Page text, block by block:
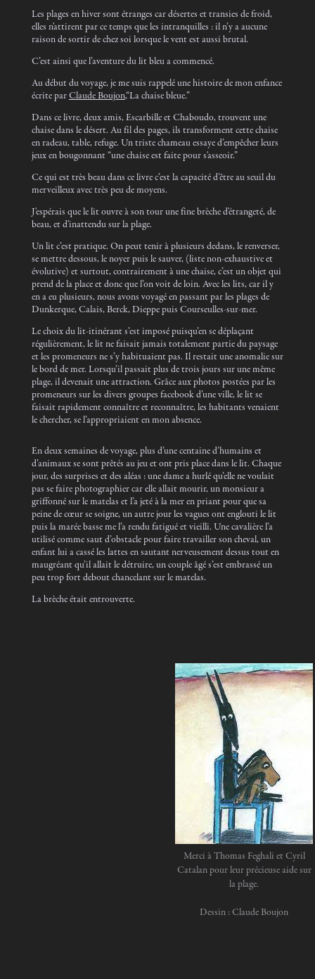
Les plages en hiver sont étranges car désertes et transies de froid,
elles n'attirent par ce temps que les intranquilles : il n’y a aucune
raison de sortir de chez soi lorsque le vent est aussi brutal.
C’est ainsi que l’aventure du lit bleu a commencé.
Au début du voyage, je me suis rappelé une histoire de mon enfance
écrite parClaude Boujon,“La chaise bleue.”
Dans ce livre, deux amis, Escarbille et Chaboudo, trouvent une
chaise dans le désert. Au fil des pages, ils transforment cette chaise
en radeau, table, refuge. Un triste chameau essaye d’empêcher leurs
jeux en bougonnant “une chaise est faite pour s'asseoir.”
Ce qui est très beau dans ce livre c’est la capacité d’être au seuil du
merveilleux avec très peu de moyens.
J'espérais que le lit ouvre à son tour une fine brèche d'étrangeté, de
beau, et d'inattendu sur la plage.
Un lit c’est pratique. On peut tenir à plusieurs dedans, le renverser,
se mettre dessous, le noyer puis le sauver, (liste non-exhaustive et
évolutive) et surtout, contrairement à une chaise, c’est un objet qui
prend de la place et donc que l’on voit de loin. Avec les lits, car il y
en a eu plusieurs, nous avons voyagé en passant par les plages de
Dunkerque, Calais, Berck, Dieppe puis Courseulles-sur-mer.
Le choix du lit-itinérant s’est imposé puisqu’en se déplaçant
régulièrement, le lit ne faisait jamais totalement partie du paysage
et les promeneurs ne s’y habituaient pas. Il restait une anomalie sur
le bord de mer. Lorsqu’il passait plus de trois jours sur une même
plage, il devenait une attraction. Grâce aux photos postées par les
promeneurs sur les divers groupes facebook d’une ville, le lit se
faisait rapidement connaître et reconnaître, les habitants venaient
le chercher, se l’appropriaient en mon absence.
En deux semaines de voyage, plus d’une centaine d’humains et
d’animaux se sont prêtés au jeu et ont pris place dans le lit. Chaque
jour, des surprises et des aléas : une dame a hurlé qu’elle ne voulait
pas se faire photographier car elle allait mourir, un monsieur a
griffonné sur le matelas et l’a jeté à la mer en priant pour que sa
peine de cœur se soigne, un autre jour les vagues ont englouti le lit
puis la marée basse me l’a rendu fatigué et vieilli. Une cavalière l’a
utilisé comme saut d’obstacle pour faire travailler son cheval, un
enfant lui a cassé les lattes en sautant nerveusement dessus tout en
maugréant qu’il allait le détruire, un couple âgé s’est embrassé un
peu trop fort debout chancelant sur le matelas.
La brèche était entrouverte.
Merci à Thomas Feghali et Cyril
Catalan pour leur précieuse aide sur
la plage.
Dessin : Claude Boujon